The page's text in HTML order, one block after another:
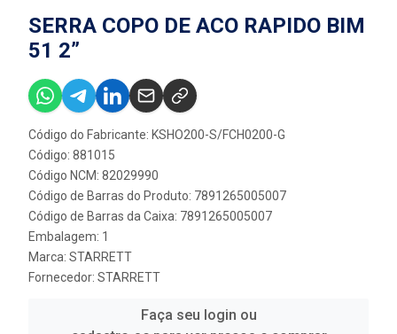
SERRA COPO DE ACO RAPIDO BIM
51 2”
Código do Fabricante: KSHO200-S/FCH0200-G
Código: 881015
Código NCM: 82029990
Código de Barras do Produto: 7891265005007
Código de Barras da Caixa: 7891265005007
Embalagem: 1
Marca: STARRETT
Fornecedor: STARRETT
Faça seu login ou